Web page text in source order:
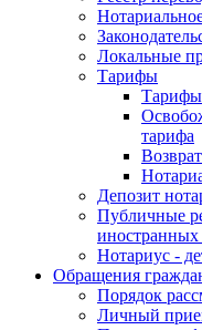
Локальные
Тарифы
Тарифы
тарифа
Депозит
Публичные
иностранных
Нотариус -
Обращения
Порядок
Личный